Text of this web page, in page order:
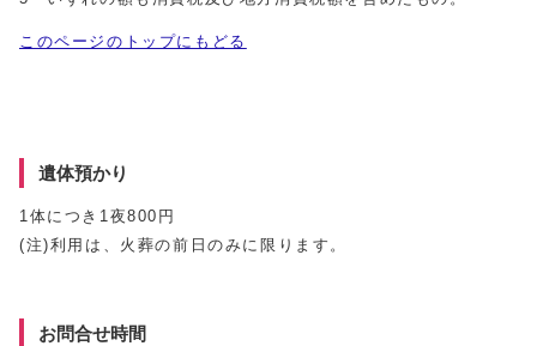
このページのトップにもどる
遺体預かり
1体につき1夜800円
(注)利用は、火葬の前日のみに限ります。
お問合せ時間